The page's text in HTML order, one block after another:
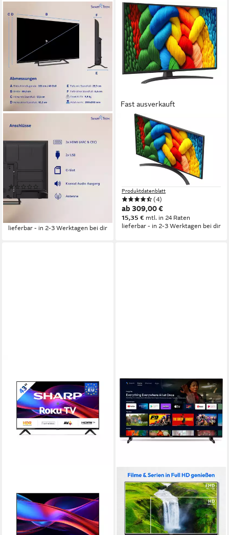
SMART TECH
Diagonale
Bildschirmtechnologie
Full HD
Auflösung
169,99 € UVP 249,00 €
15,53 €
lieferbar - in 2-3 Werktagen bei dir
Fast ausverkauft
43NANO81A6A LED-
Fernseher
109 cm/43 Zoll Diagonale
Bildschirmtechnologie
Auflösung
Produktdatenblatt
(4)
ab 309,00 €
15,35 € mtl. in 24 Raten
lieferbar - in 2-3 Werktagen bei dir